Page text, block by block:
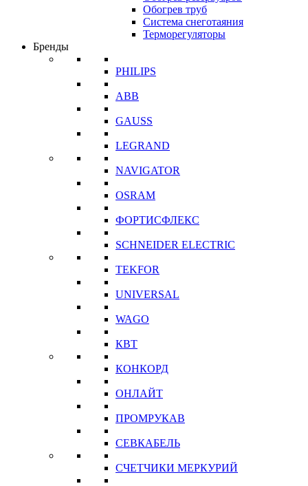
Обогрев труб
Система снеготаяния
Терморегуляторы
Бренды
PHILIPS
ABB
GAUSS
LEGRAND
NAVIGATOR
OSRAM
ФОРТИСФЛЕКС
SCHNEIDER ELECTRIC
TEKFOR
UNIVERSAL
WAGO
КВТ
КОНКОРД
ОНЛАЙТ
ПРОМРУКАВ
СЕВКАБЕЛЬ
СЧЕТЧИКИ МЕРКУРИЙ